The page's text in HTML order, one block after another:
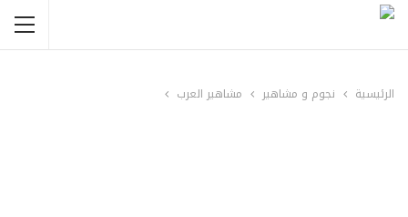
الرئيسية نجوم و مشاهير مشاهير العرب